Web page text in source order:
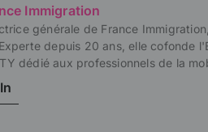
Immigration
générale de France
depuis 20 ans, elle cofonde
dédié aux professionnels de la